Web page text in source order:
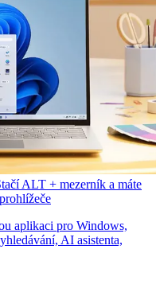
ALT + mezerník a máte
aplikaci pro Windows,
AI asistenta,